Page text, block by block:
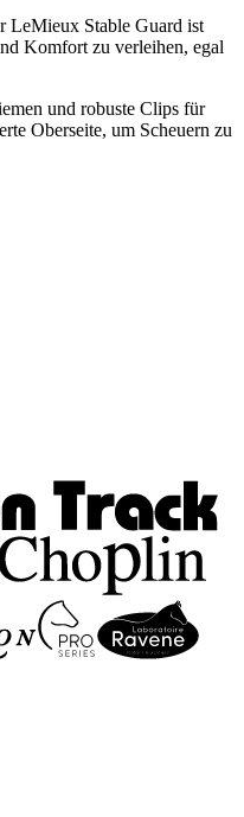
LeMieux Stable Guard ist
Komfort zu verleihen, egal
und robuste Clips für
Oberseite, um Scheuern zu